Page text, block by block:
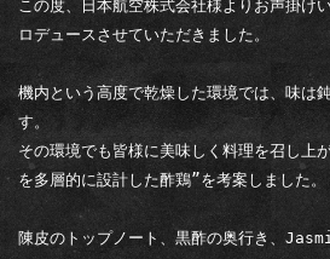
この度、日本航空株式会社様よりお声掛け
ロデュースさせていただきました。
機内という高度で乾燥した環境では、味は
す。
その環境でも皆様に美味しく料理を召し上
を多層的に設計した酢鶏”を考案しました。
陳皮のトップノート、黒酢の奥行き、